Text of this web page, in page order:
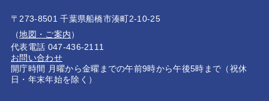
〒273-8501 千葉県船橋市湊町2-10-25
（地図・ご案内）
代表電話 047-436-2111
お問い合わせ
開庁時間 月曜から金曜までの午前9時から午後5時まで（祝休
日・年末年始を除く）